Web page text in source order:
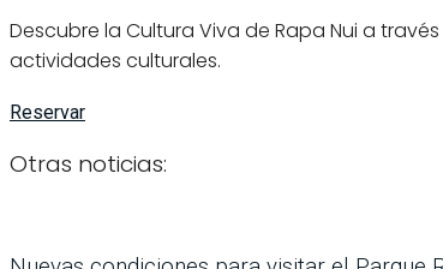
Descubre la Cultura Viva de Rapa Nui a
actividades culturales.
Reservar
Otras noticias: